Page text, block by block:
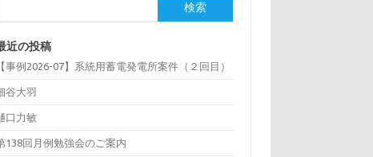
検索
近の投稿
【事例2026-07】系統用蓄電発電所案件（２回目）
谷大羽
口力敏
138回月例勉強会のご案内